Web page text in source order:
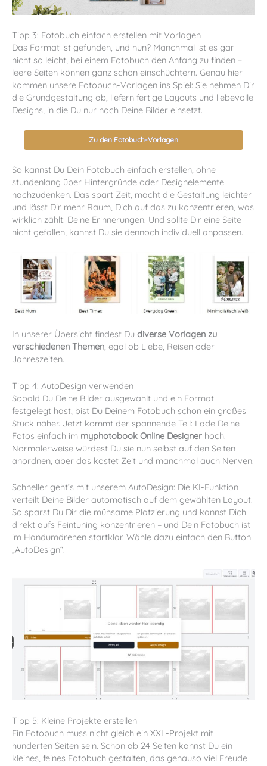
Tipp 3: Fotobuch einfach erstellen mit Vorlagen
Das Format ist gefunden, und nun? Manchmal ist es gar
nicht so leicht, bei einem Fotobuch den Anfang zu finden –
leere Seiten können ganz schön einschüchtern. Genau hier
kommen unsere Fotobuch-Vorlagen ins Spiel: Sie nehmen Dir
die Grundgestaltung ab, liefern fertige Layouts und liebevolle
Designs, in die Du nur noch Deine Bilder einsetzt.
Zu den Fotobuch-Vorlagen
So kannst Du Dein Fotobuch einfach erstellen, ohne
stundenlang über Hintergründe oder Designelemente
nachzudenken. Das spart Zeit, macht die Gestaltung leichter
und lässt Dir mehr Raum, Dich auf das zu konzentrieren, was
wirklich zählt: Deine Erinnerungen. Und sollte Dir eine Seite
nicht gefallen, kannst Du sie dennoch individuell anpassen.
In unserer Übersicht findest Du diverse Vorlagen zu
verschiedenen Themen, egal ob Liebe, Reisen oder
Jahreszeiten.
Tipp 4: AutoDesign verwenden
Sobald Du Deine Bilder ausgewählt und ein Format
festgelegt hast, bist Du Deinem Fotobuch schon ein großes
Stück näher. Jetzt kommt der spannende Teil: Lade Deine
Fotos einfach im myphotobook Online Designer hoch.
Normalerweise würdest Du sie nun selbst auf den Seiten
anordnen, aber das kostet Zeit und manchmal auch Nerven.
Schneller geht’s mit unserem AutoDesign: Die KI-Funktion
verteilt Deine Bilder automatisch auf dem gewählten Layout.
So sparst Du Dir die mühsame Platzierung und kannst Dich
direkt aufs Feintuning konzentrieren – und Dein Fotobuch ist
im Handumdrehen startklar. Wähle dazu einfach den Button
„AutoDesign“.
Tipp 5: Kleine Projekte erstellen
Ein Fotobuch muss nicht gleich ein XXL-Projekt mit
hunderten Seiten sein. Schon ab 24 Seiten kannst Du ein
kleines, feines Fotobuch gestalten, das genauso viel Freude